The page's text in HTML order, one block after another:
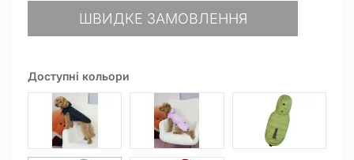
Доступні кольори
ШВИДКЕ ЗАМОВЛЕННЯ